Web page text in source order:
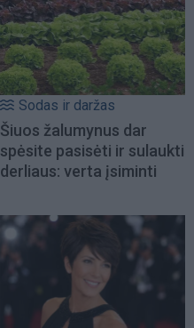
Sodas ir daržas
Šiuos žalumynus dar
spėsite pasisėti ir sulaukti
derliaus: verta įsiminti